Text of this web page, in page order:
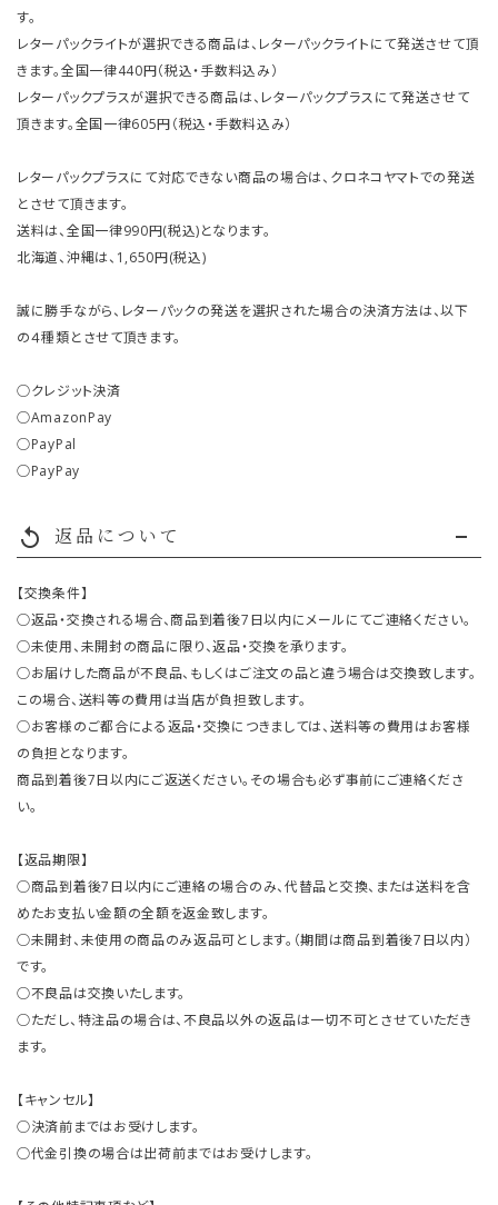
す。
レターパックライトが選択できる商品は、レターパックライトにて発送させて頂
きます。全国一律440円（税込・手数料込み）
レターパックプラスが選択できる商品は、レターパックプラスにて発送させて
頂きます。全国一律605円（税込・手数料込み）
レターパックプラスにて対応できない商品の場合は、クロネコヤマトでの発送
とさせて頂きます。
送料は、全国一律990円(税込)となります。
北海道、沖縄は、1,650円(税込)
誠に勝手ながら、レターパックの発送を選択された場合の決済方法は、以下
の４種類とさせて頂きます。
○クレジット決済
○AmazonPay
○PayPal
○PayPay
replay 返品について
【交換条件】
○返品・交換される場合、商品到着後7日以内にメールにてご連絡ください。
○未使用、未開封の商品に限り、返品・交換を承ります。
○お届けした商品が不良品、もしくはご注文の品と違う場合は交換致します。
この場合、送料等の費用は当店が負担致します。
○お客様のご都合による返品・交換につきましては、送料等の費用はお客様
の負担となります。
商品到着後7日以内にご返送ください。その場合も必ず事前にご連絡くださ
い。
【返品期限】
○商品到着後7日以内にご連絡の場合のみ、代替品と交換、または送料を含
めたお支払い金額の全額を返金致します。
○未開封、未使用の商品のみ返品可とします。（期間は商品到着後7日以内）
です。
○不良品は交換いたします。
○ただし、特注品の場合は、不良品以外の返品は一切不可とさせていただき
ます。
【キャンセル】
○決済前まではお受けします。
○代金引換の場合は出荷前まではお受けします。